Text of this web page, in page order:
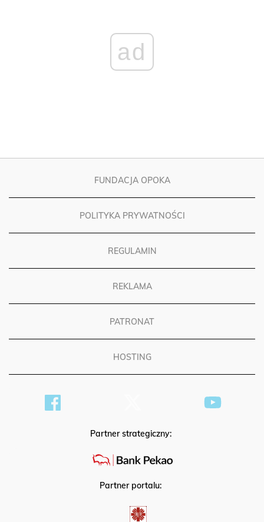
ad
FUNDACJA OPOKA
POLITYKA PRYWATNOŚCI
REGULAMIN
REKLAMA
PATRONAT
HOSTING
Partner strategiczny:
Partner portalu: